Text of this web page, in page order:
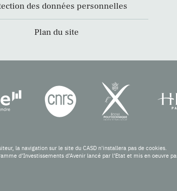
des données personnelles
Plan du site
la navigation sur le site du CASD n'installera pas de cookies.
d’Investissements d’Avenir lancé par l’Etat et mis en oeuvre